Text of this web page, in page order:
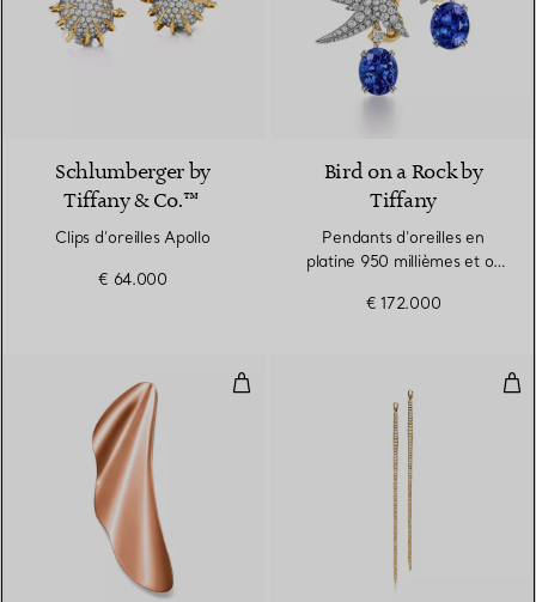
Schlumberger by
Tiffany & Co.™
Clips d’oreilles Apollo
€ 64.000
Bird on a Rock by
Tiffany
Pendants d’oreilles en
platine 950 millièmes et or
€ 172.000
Boucles d’oreilles High Tide en
2 Matériaux